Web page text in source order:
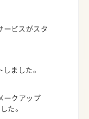
ービスがスタ
ました。
ークアップ
た。